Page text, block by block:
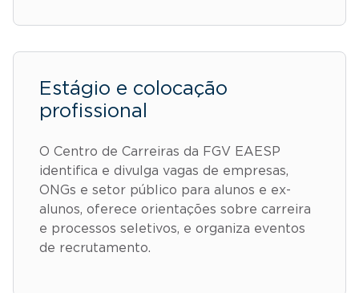
Estágio e colocação
profissional
O Centro de Carreiras da FGV EAESP
identifica e divulga vagas de empresas,
ONGs e setor público para alunos e ex-
alunos, oferece orientações sobre carreira
e processos seletivos, e organiza eventos
de recrutamento.